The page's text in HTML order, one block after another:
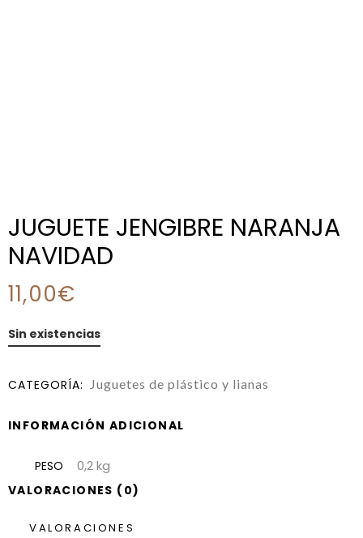
JUGUETE JENGIBRE NARANJA
NAVIDAD
11,00€
Sin existencias
CATEGORÍA: Juguetes de plástico y lianas
INFORMACIÓN ADICIONAL
PESO 0,2 kg
VALORACIONES (0)
VALORACIONES